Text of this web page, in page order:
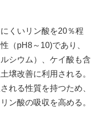
くいリン酸を20％程
（pH8～10)であり、
シウム）、ケイ酸も含
壌改善に利用される。
れる性質を持つため、
ン酸の吸収を高める。